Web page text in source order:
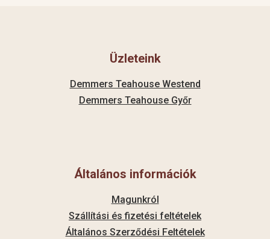
Üzleteink
Demmers Teahouse Westend
Demmers Teahouse Győr
Általános információk
Magunkról
Szállítási és fizetési feltételek
Általános Szerződési Feltételek